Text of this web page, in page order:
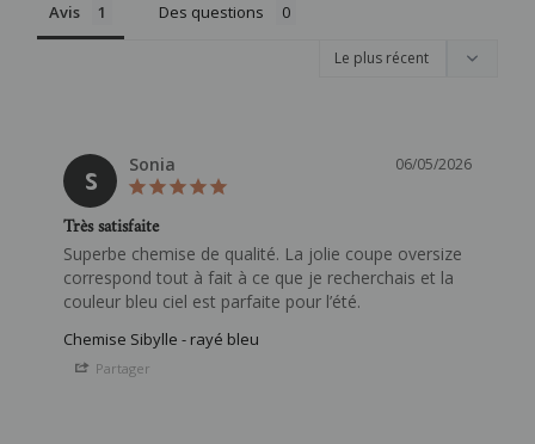
Avis Des questions
S
06/05/2026
Sonia
Très satisfaite
Superbe chemise de qualité. La jolie coupe oversize
correspond tout à fait à ce que je recherchais et la
couleur bleu ciel est parfaite pour l’été.
Chemise Sibylle - rayé bleu
Partager